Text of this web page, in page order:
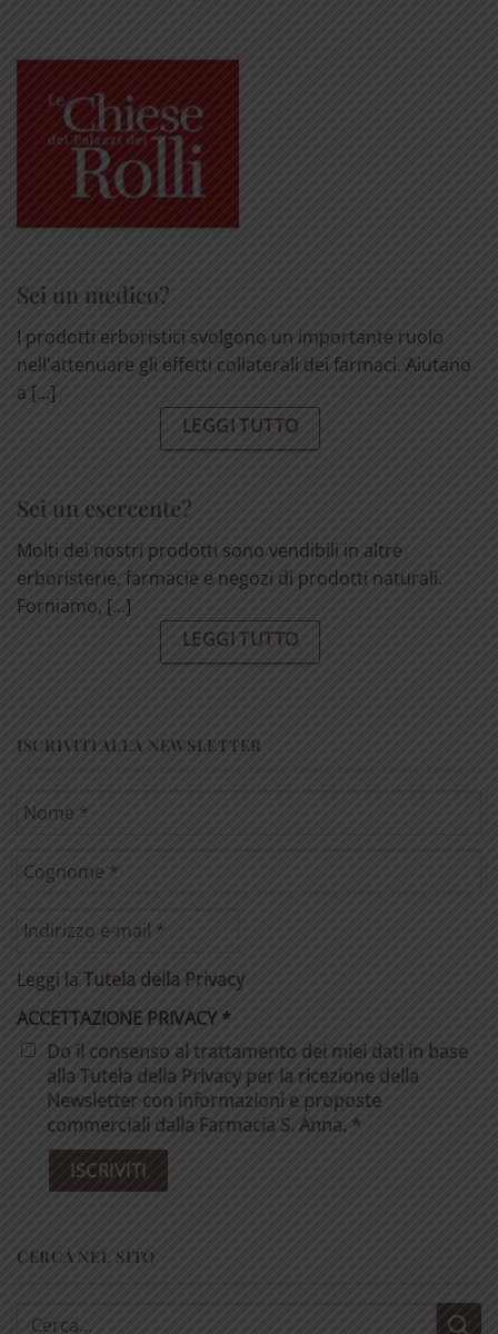
Sei un medico?
I prodotti erboristici svolgono un importante ruolo
nell'attenuare gli effetti collaterali dei farmaci. Aiutano
a [...]
LEGGI TUTTO
Sei un esercente?
Molti dei nostri prodotti sono vendibili in altre
erboristerie, farmacie e negozi di prodotti naturali.
Forniamo, [...]
LEGGI TUTTO
ISCRIVITI ALLA NEWSLETTER
Leggi la Tutela della Privacy
ACCETTAZIONE PRIVACY*
Do il consenso al trattamento dei miei dati in base
alla Tutela della Privacy per la ricezione della
Newsletter con informazioni e proposte
commerciali dalla Farmacia S. Anna. *
CERCA NEL SITO
Cerca: